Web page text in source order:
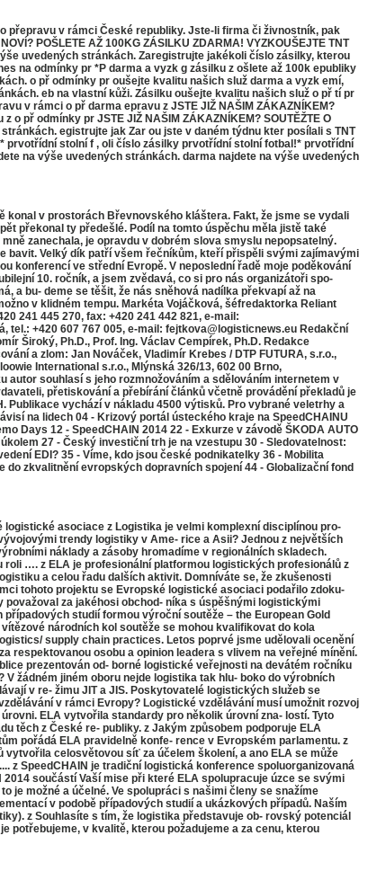
přepravu v rámci České republiky. Jste-li ﬁrma či živnostník, pak
POŠLETE AŽ 100KG ZÁSILKU ZDARMA! VYZKOUŠEJTE TNT
uvedených stránkách. Zaregistrujte jakékoli číslo zásilky, kterou
na odmínky pr *P darma a vyzk g zásilku z ošlete až 100k epubliky
o př odmínky pr oušejte kvalitu našich služ darma a vyzk emí,
eb na vlastní kůži. Zásilku oušejte kvalitu našich služ o př tí pr
v rámci o př darma epravu z JSTE JIŽ NAŠIM ZÁKAZNÍKEM?
o př odmínky pr JSTE JIŽ NAŠIM ZÁKAZNÍKEM? SOUTĚŽTE O
egistrujte jak Zar ou jste v daném týdnu kter posílali s TNT
prvotřídní stolní f , oli číslo zásilky prvotřídní stolní fotbal!* prvotřídní
na výše uvedených stránkách. darma najdete na výše uvedených
konal v prostorách Břevnovského kláštera. Fakt, že jsme se vydali
překonal ty předešlé. Podíl na tomto úspěchu měla jistě také
zanechala, je opravdu v dobrém slova smyslu nepopsatelný.
bavit. Velký dík patří všem řečníkům, kteří přispěli svými zajímavými
konferencí ve střední Evropě. V neposlední řadě moje poděkování
10. ročník, a jsem zvědavá, co si pro nás organizátoři spo-
a bu- deme se těšit, že nás sněhová nadílka překvapí až na
v klidném tempu. Markéta Vojáčková, šéfredaktorka Reliant
241 445 270, fax: +420 241 442 821, e-mail:
+420 607 767 005, e-mail: fejtkova@logisticnews.eu Redakční
Široký, Ph.D., Prof. Ing. Václav Cempírek, Ph.D. Redakce
a zlom: Jan Nováček, Vladimír Krebes / DTP FUTURA, s.r.o.,
International s.r.o., Mlýnská 326/13, 602 00 Brno,
autor souhlasí s jeho rozmnožováním a sdělováním internetem v
přetiskování a přebírání článků včetně provádění překladů je
Publikace vychází v nákladu 4500 výtisků. Pro vybrané veletrhy a
na lidech 04 - Krizový portál ústeckého kraje na SpeedCHAINU
Days 12 - SpeedCHAIN 2014 22 - Exkurze v závodě ŠKODA AUTO
27 - Český investiční trh je na vzestupu 30 - Sledovatelnost:
EDI? 35 - Víme, kdo jsou české podnikatelky 36 - Mobilita
zkvalitnění evropských dopravních spojení 44 - Globalizační fond
asociace z Logistika je velmi komplexní disciplínou pro-
trendy logistiky v Ame- rice a Asii? Jednou z největších
náklady a zásoby hromadíme v regionálních skladech.
…. z ELA je profesionální platformou logistických profesionálů z
a celou řadu dalších aktivit. Domníváte se, že zkušenosti
tohoto projektu se Evropské logistické asociaci podařilo zdoku-
za jakéhosi obchod- níka s úspěšnými logistickými
studií formou výroční soutěže – the European Gold
národních kol soutěže se mohou kvalifikovat do kola
supply chain practices. Letos poprvé jsme udělovali ocenění
respektovanou osobu a opinion leadera s vlivem na veřejné mínění.
prezentován od- borné logistické veřejnosti na devátém ročníku
žádném jiném oboru nejde logistika tak hlu- boko do výrobních
v re- žimu JIT a JIS. Poskytovatelé logistických služeb se
v rámci Evropy? Logistické vzdělávání musí umožnit rozvoj
ELA vytvořila standardy pro několik úrovní zna- lostí. Tyto
těch z České re- publiky. z Jakým způsobem podporuje ELA
pořádá ELA pravidelně konfe- rence v Evropském parlamentu. z
celosvětovou síť za účelem školení, a ano ELA se může
z SpeedCHAIN je tradiční logistická konference spoluorganizovaná
součástí Vaší mise při které ELA spolupracuje úzce se svými
je možné a účelné. Ve spolupráci s našimi členy se snažíme
v podobě případových studií a ukázkových případů. Naším
z Souhlasíte s tím, že logistika představuje ob- rovský potenciál
potřebujeme, v kvalitě, kterou požadujeme a za cenu, kterou